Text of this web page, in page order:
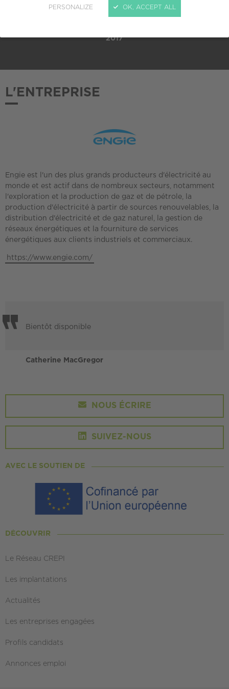
PERSONALIZE OK, ACCEPT ALL
2017
L'ENTREPRISE
Engie est l'un des plus grands producteurs d'électricité au
monde et est actif dans de nombreux secteurs, notamment
l'exploration et la production de gaz et de pétrole, la
production d'électricité à partir de sources renouvelables, la
distribution d'électricité et de gaz naturel, la gestion de
réseaux énergétiques et la fourniture de services
énergétiques aux clients industriels et commerciaux.
https://www.engie.com/
Bientôt disponible
Catherine MacGregor
NOUS ÉCRIRE
SUIVEZ-NOUS
AVEC LE SOUTIEN DE
DÉCOUVRIR
Le Réseau CREPI
Les implantations
Actualités
Les entreprises engagées
Profils candidats
Annonces emploi